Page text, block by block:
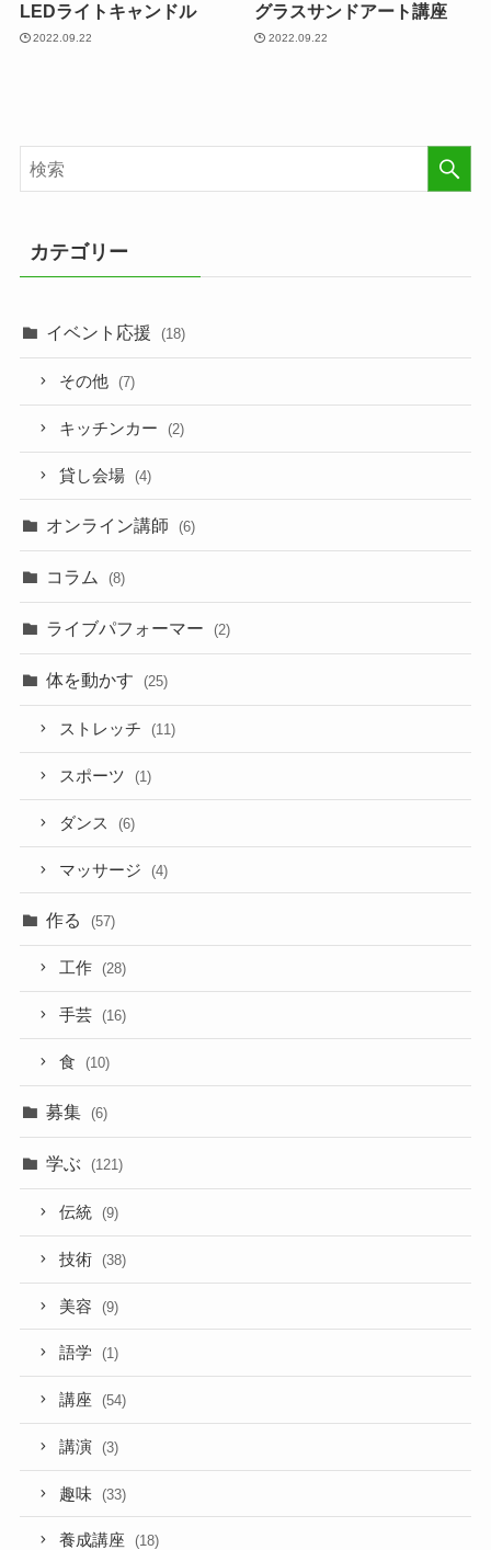
LEDライトキャンドル
2022.09.22
グラスサンドアート講座
2022.09.22
カテゴリー
イベント応援 (18)
その他 (7)
キッチンカー (2)
貸し会場 (4)
オンライン講師 (6)
コラム (8)
ライブパフォーマー (2)
体を動かす (25)
ストレッチ (11)
スポーツ (1)
ダンス (6)
マッサージ (4)
作る (57)
工作 (28)
手芸 (16)
食 (10)
募集 (6)
学ぶ (121)
伝統 (9)
技術 (38)
美容 (9)
語学 (1)
講座 (54)
講演 (3)
趣味 (33)
養成講座 (18)